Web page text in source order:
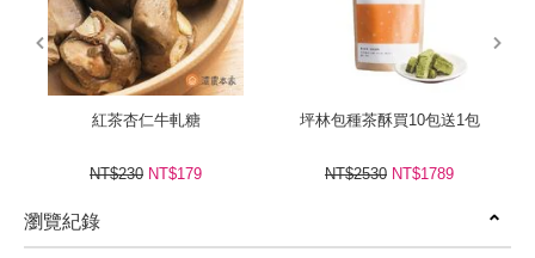
紅茶杏仁牛軋糖
NT$230 NT$179
坪林包種茶酥買10包送1包
NT$2530 NT$1789
prev
瀏覽紀錄
prev
next